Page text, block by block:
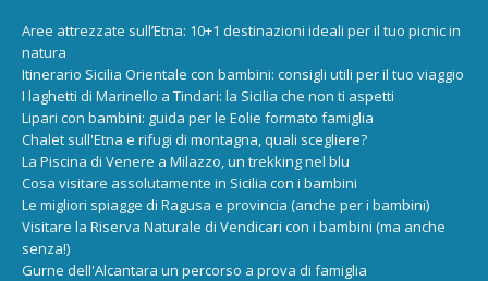
Aree attrezzate sull’Etna: 10+1 destinazioni ideali per il tuo picnic in
natura
Itinerario Sicilia Orientale con bambini: consigli utili per il tuo viaggio
I laghetti di Marinello a Tindari: la Sicilia che non ti aspetti
Lipari con bambini: guida per le Eolie formato famiglia
Chalet sull'Etna e rifugi di montagna, quali scegliere?
La Piscina di Venere a Milazzo, un trekking nel blu
Cosa visitare assolutamente in Sicilia con i bambini
Le migliori spiagge di Ragusa e provincia (anche per i bambini)
Visitare la Riserva Naturale di Vendicari con i bambini (ma anche
senza!)
Gurne dell'Alcantara un percorso a prova di famiglia